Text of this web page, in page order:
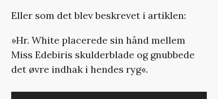
Eller som det blev beskrevet i artiklen:
»Hr. White placerede sin hånd mellem
Miss Edebiris skulderblade og gnubbede
det øvre indhak i hendes ryg«.